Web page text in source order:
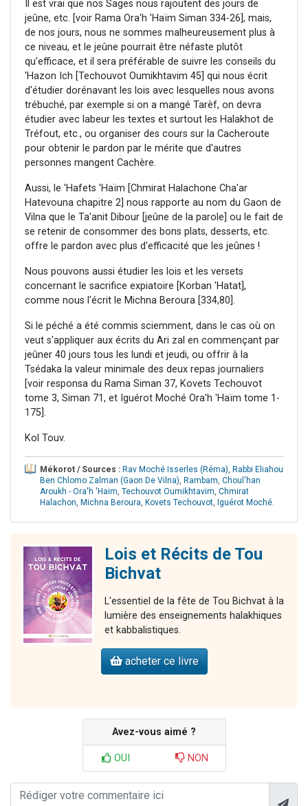
Il est vrai que nos Sages nous rajoutent des jours de
jeûne, etc. [voir Rama Ora'h 'Haïm Siman 334-26], mais,
de nos jours, nous ne sommes malheureusement plus à
ce niveau, et le jeûne pourrait être néfaste plutôt
qu'efficace, et il sera préférable de suivre les conseils du
'Hazon Ich [Techouvot Oumikhtavim 45] qui nous écrit
d'étudier dorénavant les lois avec lesquelles nous avons
trébuché, par exemple si on a mangé Tarèf, on devra
étudier avec labeur les textes et surtout les Halakhot de
Tréfout, etc., ou organiser des cours sur la Cacheroute
pour obtenir le pardon par le mérite que d'autres
personnes mangent Cachère.
Aussi, le 'Hafets 'Haïm [Chmirat Halachone Cha'ar
Hatevouna chapitre 2] nous rapporte au nom du Gaon de
Vilna que le Ta'anit Dibour [jeûne de la parole] ou le fait de
se retenir de consommer des bons plats, desserts, etc.
offre le pardon avec plus d'efficacité que les jeûnes !
Nous pouvons aussi étudier les lois et les versets
concernant le sacrifice expiatoire [Korban 'Hatat],
comme nous l'écrit le Michna Beroura [334,80].
Si le péché a été commis sciemment, dans le cas où on
veut s'appliquer aux écrits du Ari zal en commençant par
jeûner 40 jours tous les lundi et jeudi, ou offrir à la
Tsédaka la valeur minimale des deux repas journaliers
[voir responsa du Rama Siman 37, Kovets Techouvot
tome 3, Siman 71, et Iguérot Moché Ora'h 'Haïm tome 1-
175].
Kol Touv.
Mékorot / Sources : Rav Moché Isserles (Réma), Rabbi Eliahou
Ben Chlomo Zalman (Gaon De Vilna), Rambam, Choul'han
Aroukh - Ora'h 'Haim, Techouvot Oumikhtavim, Chmirat
Halachon, Michna Beroura, Kovets Techouvot, Iguérot Moché.
Lois et Récits de Tou
Bichvat
L'essentiel de la fête de Tou Bichvat à la
lumière des enseignements halakhiques
et kabbalistiques.
acheter ce livre
Avez-vous aimé ?
OUI NON